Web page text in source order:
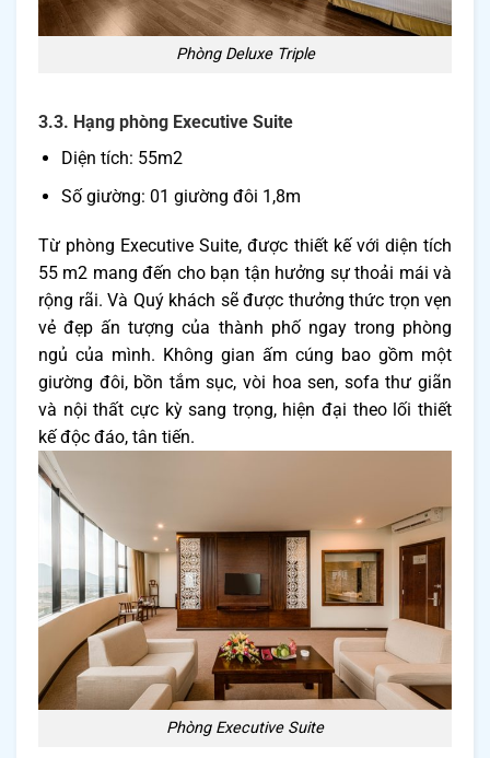
Phòng Deluxe Triple
3.3. Hạng phòng Executive Suite
Diện tích: 55m2
Số giường: 01 giường đôi 1,8m
Từ phòng Executive Suite, được thiết kế với diện tích
55 m2 mang đến cho bạn tận hưởng sự thoải mái và
rộng rãi. Và Quý khách sẽ được thưởng thức trọn vẹn
vẻ đẹp ấn tượng của thành phố ngay trong phòng
ngủ của mình. Không gian ấm cúng bao gồm một
giường đôi, bồn tắm sục, vòi hoa sen, sofa thư giãn
và nội thất cực kỳ sang trọng, hiện đại theo lối thiết
kế độc đáo, tân tiến.
Phòng Executive Suite